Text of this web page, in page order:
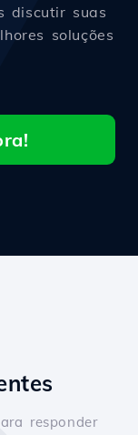
discutir suas
soluções
responder